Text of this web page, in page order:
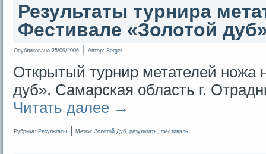
Результаты турнира
Фестивале «Золотой
Опубликовано 25/09/2006 | Автор: Sergei
Открытый турнир метателей ножа
дуб». Самарская область г.
Читать далее →
Рубрика: Результаты | Метки: Золотой Дуб, результаты, фестиваль